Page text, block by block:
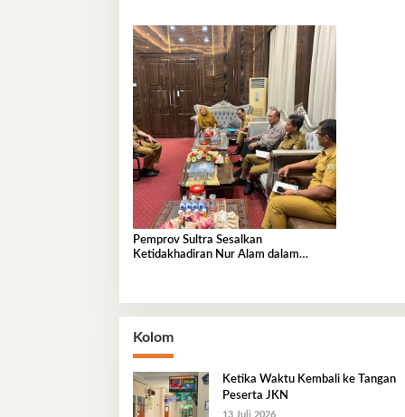
Pemprov Sultra Sesalkan
Ketidakhadiran Nur Alam dalam
Kolom
Ketika Waktu Kembali ke Tangan
Peserta JKN